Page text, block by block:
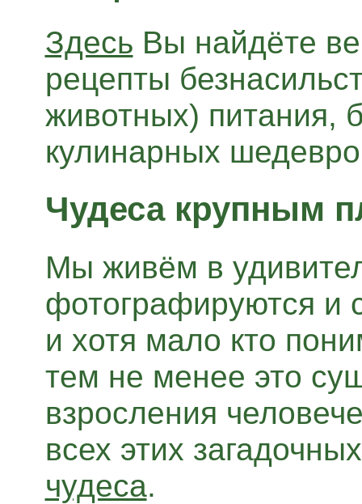
Здесь Вы найдёте
рецепты
животных) питания,
кулинарных
Чудеса крупным
Мы живём в
фотографируются и
и хотя мало кто
тем не менее это
взросления
всех этих
чудеса.